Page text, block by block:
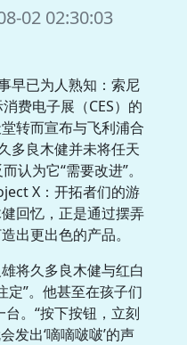
02 02:30:03
早已为人熟知：索尼
费电子展（CES）的
转而宣布与飞利浦合
多良木健并未将任天
认为它“需要改进”。
X：开拓者们的游
回忆，正是通过摆弄
出更出色的产品。
将久多良木健与红白
定”。他甚至在孩子们
。“按下按钮，立刻
发出‘嘀嘀啵啵’的声